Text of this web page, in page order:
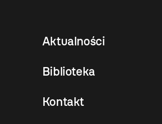
Aktualności
Biblioteka
Kontakt